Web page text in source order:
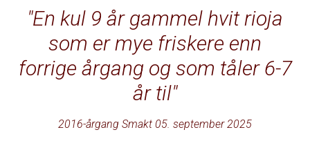
En kul 9 år gammel hvit rioja
som er mye friskere enn
forrige årgang og som tåler 6-7
år til
2016-årgang Smakt 05. september 2025